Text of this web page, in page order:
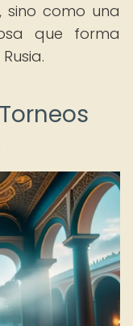
como una
que forma